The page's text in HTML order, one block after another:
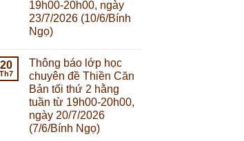
lớp
học
chuyên
đề
Bản
tối
thứ
2
hằng
tuần
từ
19h00-
20h00,
19h00-20h00, ngày
23/7/2026 (10/6/Bính
Ngọ)
bình
luận
ở
Thông
báo
Lớp
Chuyên
Đề
Tổ
20
Th7
Thông báo lớp học
chuyên đề Thiền Căn
Bản tối thứ 2 hằng
tuần từ 19h00-20h00,
ngày 20/7/2026
(7/6/Bính Ngọ)